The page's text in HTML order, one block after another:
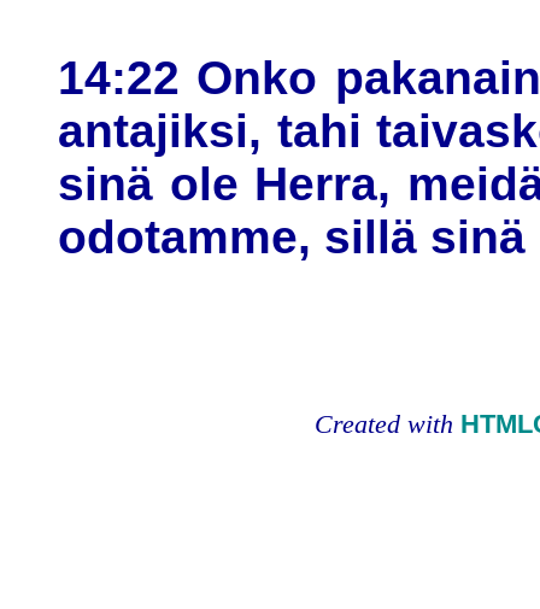
14:22 Onko
antajiksi, tahi
sinä ole Herra,
odotamme, sillä
Created with